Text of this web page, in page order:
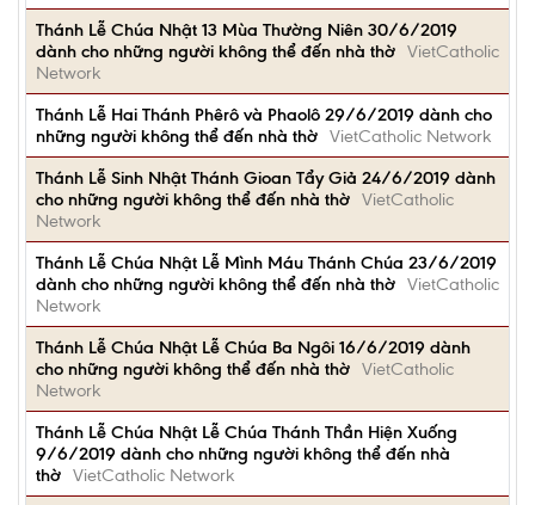
Thánh Lễ Chúa Nhật 13 Mùa Thường Niên 30/6/2019
dành cho những người không thể đến nhà thờ VietCatholic
Network
Thánh Lễ Hai Thánh Phêrô và Phaolô 29/6/2019 dành cho
những người không thể đến nhà thờ VietCatholic Network
Thánh Lễ Sinh Nhật Thánh Gioan Tẩy Giả 24/6/2019 dành
cho những người không thể đến nhà thờ VietCatholic
Network
Thánh Lễ Chúa Nhật Lễ Mình Máu Thánh Chúa 23/6/2019
dành cho những người không thể đến nhà thờ VietCatholic
Network
Thánh Lễ Chúa Nhật Lễ Chúa Ba Ngôi 16/6/2019 dành
cho những người không thể đến nhà thờ VietCatholic
Network
Thánh Lễ Chúa Nhật Lễ Chúa Thánh Thần Hiện Xuống
9/6/2019 dành cho những người không thể đến nhà
thờ VietCatholic Network